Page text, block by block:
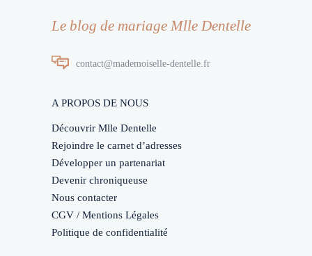
Le blog de mariage Mlle Dentelle
contact@mademoiselle-dentelle.fr
A PROPOS DE NOUS
Découvrir Mlle Dentelle
Rejoindre le carnet d’adresses
Développer un partenariat
Devenir chroniqueuse
Nous contacter
CGV / Mentions Légales
Politique de confidentialité